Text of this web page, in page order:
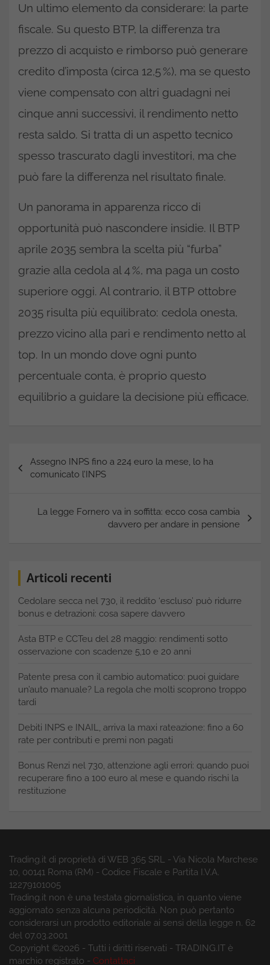
Un ultimo elemento da considerare: la parte
fiscale. Su questo BTP, la differenza tra
prezzo di acquisto e rimborso può generare
credito d’imposta (circa 12,5 %), ma se questo
viene compensato con altri guadagni nei
cinque anni successivi, il rendimento netto
resta saldo. Si tratta di un aspetto tecnico
spesso trascurato dagli investitori, ma che
può fare la differenza nel risultato finale.
Un panorama in apparenza ricco di
opportunità può nascondere insidie. Il BTP
aprile 2035 sembra la scelta più “furba”
grazie alla cedola al 4 %, ma paga un costo
superiore oggi. Al contrario, il BTP ottobre
2035 risulta più equilibrato: cedola onesta,
prezzo vicino alla pari e rendimento netto al
top. In un mondo dove ogni punto
percentuale conta, è proprio questo
equilibrio a guidare la decisione più efficace.
articoli
Assegno INPS fino a 224 euro la mese, lo ha
comunicato l’INPS
La legge Fornero va in soffitta: ecco cosa cambia
davvero per andare in pensione
Articoli recenti
Cedolare secca nel 730, il reddito ‘escluso’ può ridurre
bonus e detrazioni: cosa sapere davvero
Asta BTP e CCTeu del 28 maggio: rendimenti sotto
osservazione con scadenze 5,10 e 20 anni
Patente presa con il cambio automatico: puoi guidare
un’auto manuale? La regola che molti scoprono troppo
tardi
Debiti INPS e INAIL, arriva la maxi rateazione: fino a 60
rate per contributi e premi non pagati
Bonus Renzi nel 730, attenzione agli errori: quando puoi
recuperare fino a 100 euro al mese e quando rischi la
restituzione
Trading.it di proprietà di WEB 365 SRL - Via Nicola Marchese
10, 00141 Roma (RM) - Codice Fiscale e Partita I.V.A.
12279101005
Trading.it non è una testata giornalistica, in quanto viene
aggiornato senza alcuna periodicità. Non può pertanto
considerarsi un prodotto editoriale ai sensi della legge n. 62
del 07.03.2001
Copyright ©2026 - Tutti i diritti riservati - TRADING.IT è
marchio registrato - Contattaci